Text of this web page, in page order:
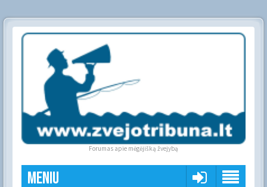
Forumas apie mėgėjišką žvejybą
Meniu